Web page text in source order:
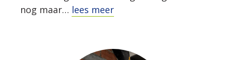
nog maar… lees meer